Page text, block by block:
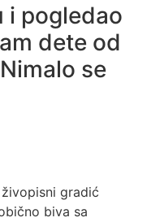
i pogledao
dete od
se
gradić
biva sa